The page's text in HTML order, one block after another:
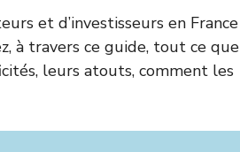
et d’investisseurs en France
à travers ce guide, tout ce que
leurs atouts, comment les